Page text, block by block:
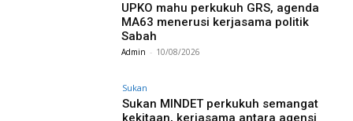
UPKO mahu perkukuh GRS, agenda
MA63 menerusi kerjasama politik
Sabah
Admin - 10/08/2026
Sukan
Sukan MINDET perkukuh semangat
kekitaan, kerjasama antara agensi